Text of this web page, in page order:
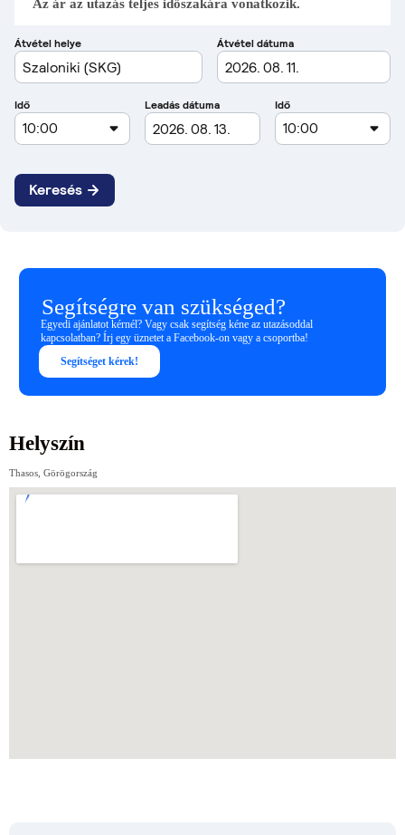
Az ár az utazás teljes időszakára vonatkozik.
Segítségre van szükséged?
Egyedi ajánlatot kérnél? Vagy csak segítség kéne az utazásoddal
kapcsolatban? Írj egy üznetet a Facebook-on vagy a csoportba!
Segítséget kérek!
Helyszín
Thasos, Görögország